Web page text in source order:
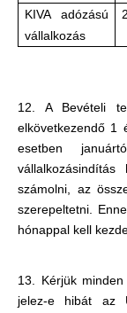
KIVA adózású
vállalkozás
12. A Bevételi
elkövetkezendő 1
esetben
vállalkozásindítás
számolni, az
szerepeltetni.
hónappal kell
13. Kérjük
jelez-e hibát az